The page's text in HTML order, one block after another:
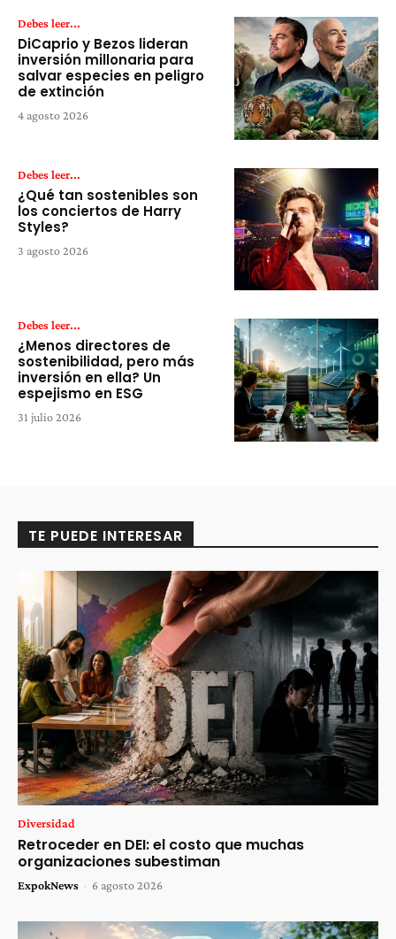
Debes leer...
DiCaprio y Bezos lideran
inversión millonaria para
salvar especies en peligro
de extinción
4 agosto 2026
Debes leer...
¿Qué tan sostenibles son
los conciertos de Harry
Styles?
3 agosto 2026
Debes leer...
¿Menos directores de
sostenibilidad, pero más
inversión en ella? Un
espejismo en ESG
31 julio 2026
TE PUEDE INTERESAR
Diversidad
Retroceder en DEI: el costo que muchas
organizaciones subestiman
ExpokNews - 6 agosto 2026